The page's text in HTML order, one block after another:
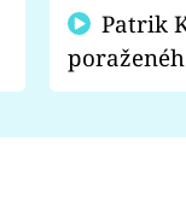
fanoušci